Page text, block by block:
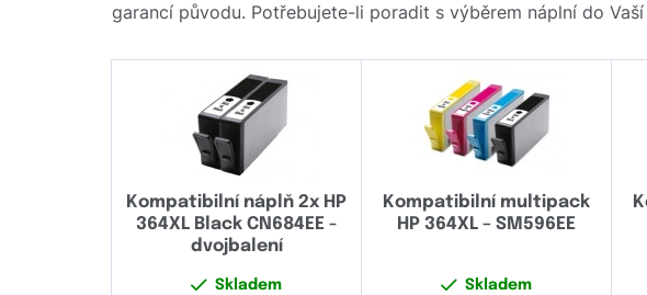
garancí původu. Potřebujete-li poradit s výběrem náplní do
Kompatibilní náplň 2x HP
364XL Black CN684EE -
dvojbalení
Skladem
Kompatibilní multipack
HP 364XL – SM596EE
Skladem